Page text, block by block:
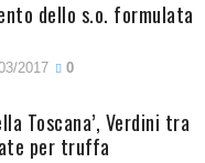
dello s.o. formulata
2017 0
Toscana’, Verdini tra
per truffa